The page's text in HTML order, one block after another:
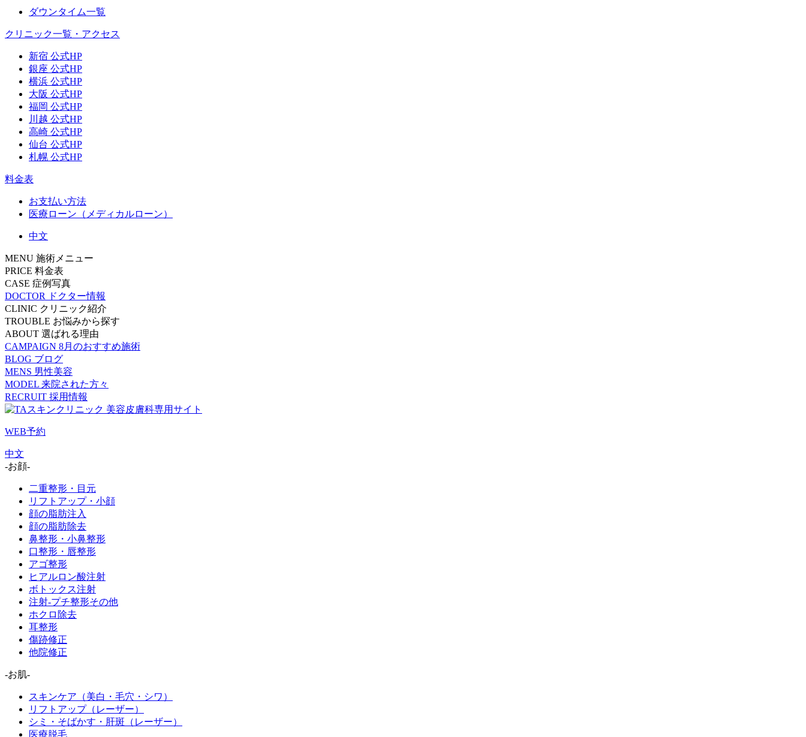
ダウンタイム一覧
クリニック一覧・アクセス
新宿 公式HP
銀座 公式HP
横浜 公式HP
大阪 公式HP
福岡 公式HP
川越 公式HP
高崎 公式HP
仙台 公式HP
札幌 公式HP
料金表
お支払い方法
医療ローン（メディカルローン）
中文
MENU 施術メニュー
PRICE 料金表
CASE 症例写真
DOCTOR
ドクター情報
CLINIC クリニック紹介
TROUBLE お悩みから探す
ABOUT 選ばれる理由
CAMPAIGN 8月のおすすめ施術
BLOG ブログ
MENS 男性美容
MODEL 来院された方々
RECRUIT 採用情報
WEB予約
中文
-お顔-
二重整形・目元
リフトアップ・小顔
顔の脂肪注入
顔の脂肪除去
鼻整形・小鼻整形
口整形・唇整形
アゴ整形
ヒアルロン酸注射
ボトックス注射
注射-プチ整形その他
ホクロ除去
耳整形
傷跡修正
他院修正
-お肌-
スキンケア（美白・毛穴・シワ）
リフトアップ（レーザー）
シミ・そばかす・肝斑（レーザー）
医療脱毛